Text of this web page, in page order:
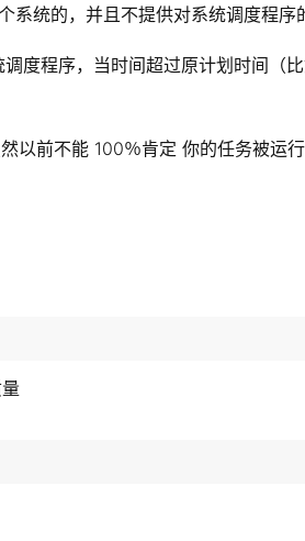
统的，并且不提供对系统调度程序
度程序，当时间超过原计划时间（
以前不能 100％肯定 你的任务被运